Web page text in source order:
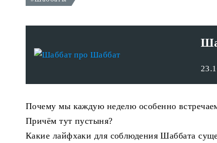
Почему мы каждую неделю особенно
Причём тут пустыня?
Какие лайфхаки для соблюдения Шаббата